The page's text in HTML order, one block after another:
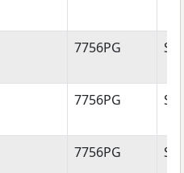
7756PG
7756PG
7756PG